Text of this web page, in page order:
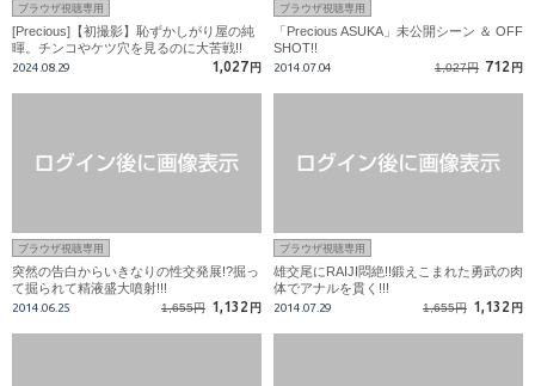
ブラウザ視聴専用
[Precious]【初撮影】恥ずかしがり屋の純
暉。チンコやケツ穴を見るのに大苦戦!!
2024.08.29 1,027 円
ブラウザ視聴専用
「Precious ASUKA」未公開シーン ＆ OFF
SHOT!!
2014.07.04 1,027円 712 円
ブラウザ視聴専用
突然の告白からいきなりの性交発展!?掘っ
て掘られて精液盛大噴射!!!
2014.06.25 1,655円 1,132 円
ブラウザ視聴専用
雄交尾にRAIJI悶絶!!鍛えこまれた勇武の肉
体でアナルを貫く!!!
2014.07.29 1,655円 1,132 円